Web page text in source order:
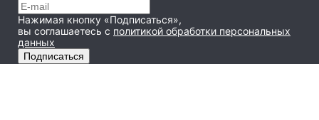
Нажимая кнопку «Подписаться»,
вы соглашаетесь с политикой обработки персональных
данных
Подписаться